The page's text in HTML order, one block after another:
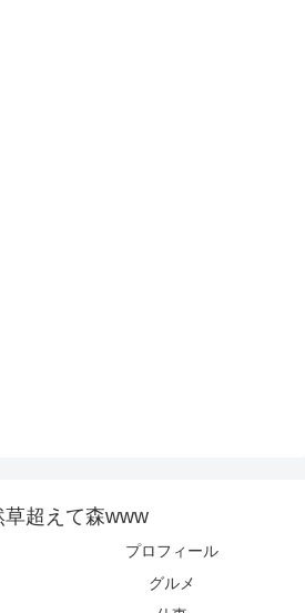
草超えて森www
プロフィール
グルメ